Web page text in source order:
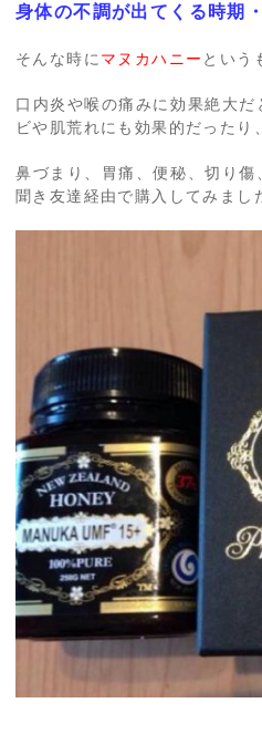
身体の不調が出てくる時期
そんな時に マヌカハニー という
口内炎や喉の痛みに効果絶大
ビや肌荒れにも効果的だったり
鼻づまり、胃痛、便秘、切り傷
聞き友達経由で購入してみま